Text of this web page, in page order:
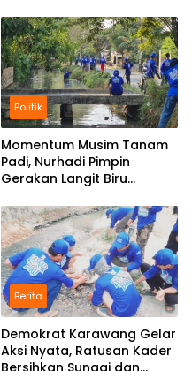
Politik
Momentum Musim Tanam
Padi, Nurhadi Pimpin
Gerakan Langit Biru
Kecamatan Pedes
Berita
Demokrat Karawang Gelar
Aksi Nyata, Ratusan Kader
Bersihkan Sungai dan